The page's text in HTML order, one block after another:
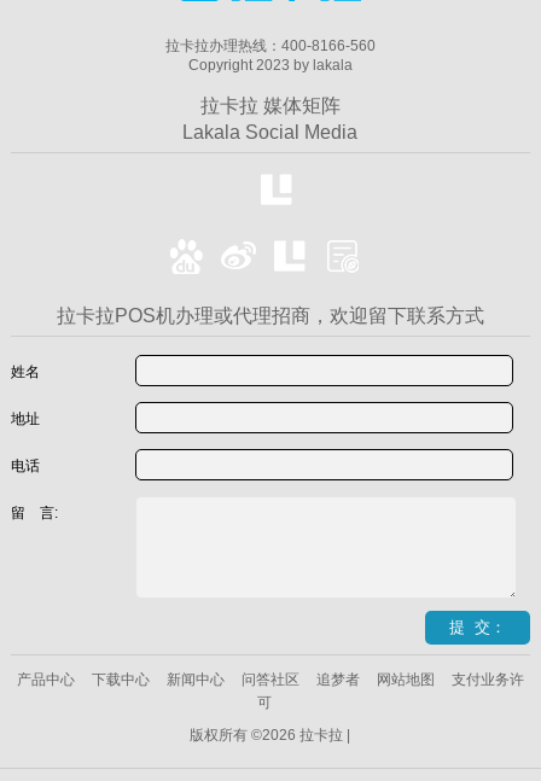
拉卡拉办理热线：400-8166-560
Copyright 2023 by lakala
拉卡拉 媒体矩阵
Lakala Social Media
拉卡拉POS机办理或代理招商，欢迎留下联系方式
姓名
地址
电话
留 言:
产品中心 下载中心 新闻中心 问答社区 追梦者 网站地图
支付业务许
可
版权所有 ©2026 拉卡拉 |